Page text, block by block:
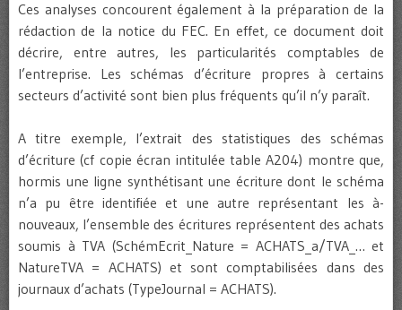
Ces analyses concourent également à la préparation de la
rédaction de la notice du FEC. En effet, ce document doit
décrire, entre autres, les particularités comptables de
l’entreprise. Les schémas d’écriture propres à certains
secteurs d’activité sont bien plus fréquents qu’il n’y paraît.
A titre exemple, l’extrait des statistiques des schémas
d’écriture (cf copie écran intitulée table A204) montre que,
hormis une ligne synthétisant une écriture dont le schéma
n’a pu être identifiée et une autre représentant les à-
nouveaux, l’ensemble des écritures représentent des achats
soumis à TVA (SchémEcrit_Nature = ACHATS_a/TVA_… et
NatureTVA = ACHATS) et sont comptabilisées dans des
journaux d’achats (TypeJournal = ACHATS).